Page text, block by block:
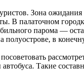
Зона
В палаточном
парома —
в
Такие